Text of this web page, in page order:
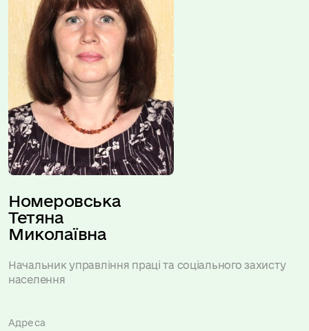
Номеровська
Тетяна
Миколаївна
Начальник управління праці та соціального захисту
населення
Адреса